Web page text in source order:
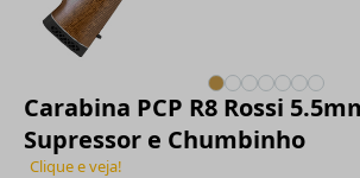
Carabina PCP R8 Rossi
Supressor e Chumbinho
Clique e veja!